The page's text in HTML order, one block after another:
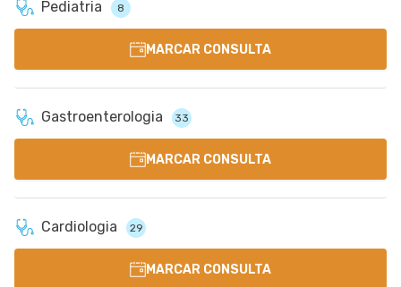
Pediatria 8
MARCAR CONSULTA
Gastroenterologia 33
MARCAR CONSULTA
Cardiologia 29
MARCAR CONSULTA